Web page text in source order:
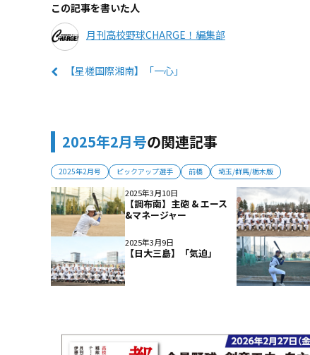
この記事を書いた人
月刊高校野球CHARGE！編集部
【星槎国際湘南】「一心」
2025年2月号の関連記事
2025年2月号 ピックアップ選手 前橋 埼玉/群馬/栃木版
2025年3月10日
【調布南】主砲 & エース
&マネージャー
2025年3月9日
【日大三島】「気迫」